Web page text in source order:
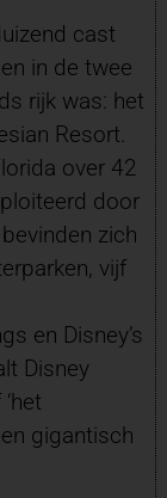
cast
in de twee
rijk was: het
Resort.
over 42
door
zich
vijf
en Disney’s
Disney
gigantisch